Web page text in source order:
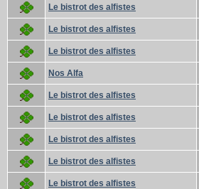
Le bistrot des alfistes
Le bistrot des alfistes
Le bistrot des alfistes
Nos Alfa
Le bistrot des alfistes
Le bistrot des alfistes
Le bistrot des alfistes
Le bistrot des alfistes
Le bistrot des alfistes